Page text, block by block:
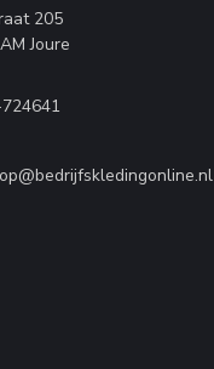
205
Joure